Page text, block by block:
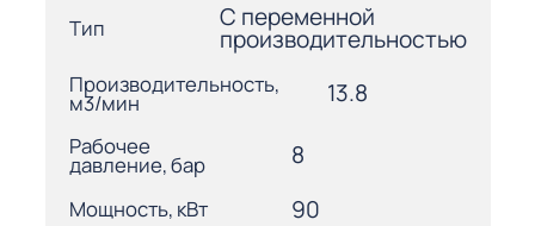
Тип С переменной
производительностью
Производительность,
м3/мин 13.8
Рабочее
давление, бар 8
Мощность, кВт 90